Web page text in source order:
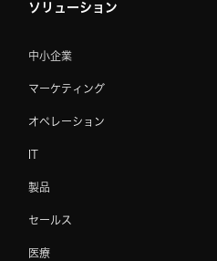
ソリューション
中小企業
マーケティング
オペレーション
製品
セールス
医療